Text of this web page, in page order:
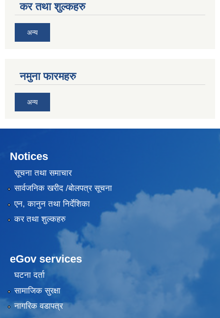
कर तथा शुल्कहरु
अन्य
नमुना फारमहरु
अन्य
Notices
सूचना तथा समाचार
सार्वजनिक खरीद /बोलपत्र सूचना
एन, कानुन तथा निर्देशिका
कर तथा शुल्कहरु
eGov services
घटना दर्ता
सामाजिक सुरक्षा
नागरिक वडापत्र